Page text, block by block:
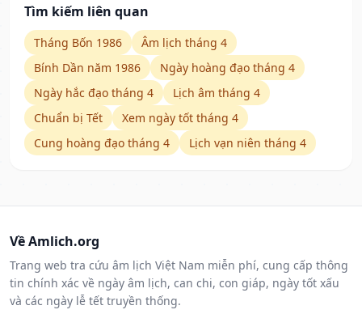
Tìm kiếm liên quan
Tháng Bốn 1986
Âm lịch tháng 4
Bính Dần năm 1986
Ngày hoàng đạo tháng 4
Ngày hắc đạo tháng 4
Lịch âm tháng 4
Chuẩn bị Tết
Xem ngày tốt tháng 4
Cung hoàng đạo tháng 4
Lịch vạn niên tháng 4
Về Amlich.org
Trang web tra cứu âm lịch Việt Nam miễn phí, cung cấp thông
tin chính xác về ngày âm lịch, can chi, con giáp, ngày tốt xấu
và các ngày lễ tết truyền thống.